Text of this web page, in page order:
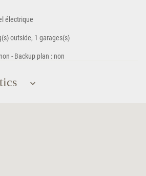
électrique
outside, 1 garages(s)
- Backup plan : non